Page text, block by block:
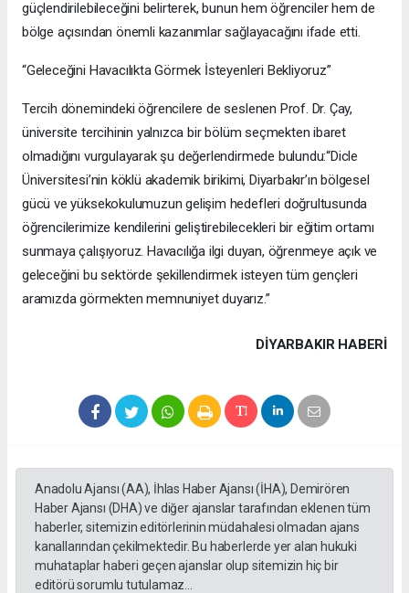
güçlendirilebileceğini belirterek, bunun hem öğrenciler hem de
bölge açısından önemli kazanımlar sağlayacağını ifade etti.
“Geleceğini Havacılıkta Görmek İsteyenleri Bekliyoruz”
Tercih dönemindeki öğrencilere de seslenen Prof. Dr. Çay,
üniversite tercihinin yalnızca bir bölüm seçmekten ibaret
olmadığını vurgulayarak şu değerlendirmede bulundu:“Dicle
Üniversitesi’nin köklü akademik birikimi, Diyarbakır’ın bölgesel
gücü ve yüksekokulumuzun gelişim hedefleri doğrultusunda
öğrencilerimize kendilerini geliştirebilecekleri bir eğitim ortamı
sunmaya çalışıyoruz. Havacılığa ilgi duyan, öğrenmeye açık ve
geleceğini bu sektörde şekillendirmek isteyen tüm gençleri
aramızda görmekten memnuniyet duyarız.”
DIYARBAKIR HABERİ
Anadolu Ajansı (AA), İhlas Haber Ajansı (İHA), Demirören
Haber Ajansı (DHA) ve diğer ajanslar tarafından eklenen tüm
haberler, sitemizin editörlerinin müdahalesi olmadan ajans
kanallarından çekilmektedir. Bu haberlerde yer alan hukuki
muhataplar haberi geçen ajanslar olup sitemizin hiç bir
editörü sorumlu tutulamaz...